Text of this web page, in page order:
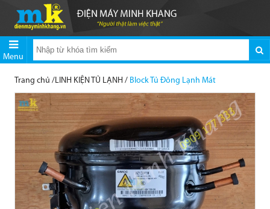
Menu
Trang chủ /LINH KIỆN TỦ LẠNH / Block Tủ Đông Lạnh Mát